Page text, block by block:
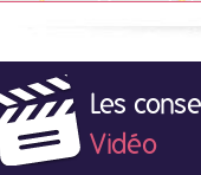
Les
Vidéo